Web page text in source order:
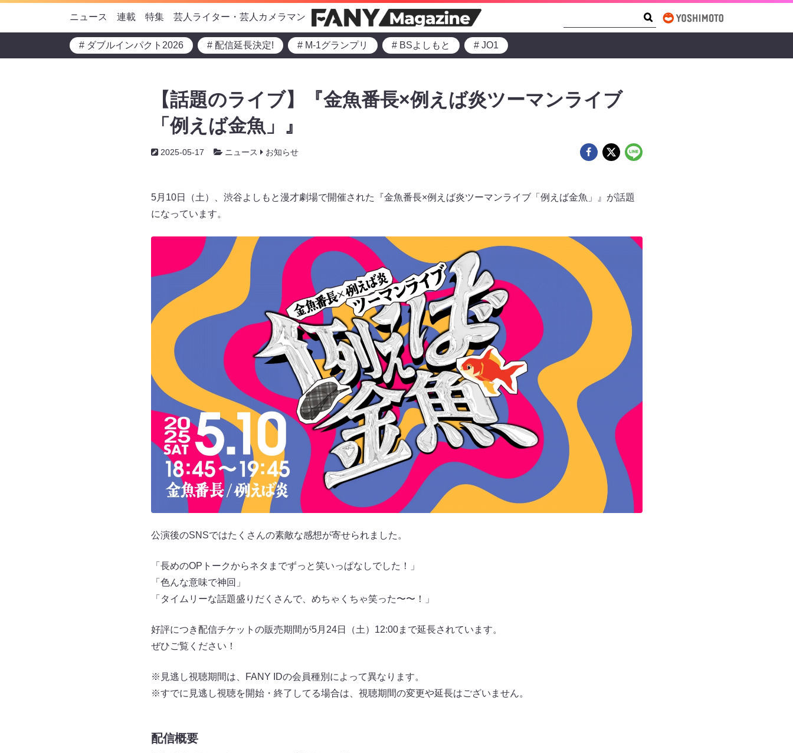
ニュース 連載 特集 芸人ライター・芸人カメラマン
# ダブルインパクト2026 # 配信延長決定! # M-1グランプリ # BSよしもと # JO1
【話題のライブ】『金魚番長×例えば炎ツーマンライブ
「例えば金魚」』
2025-05-17 ニュース お知らせ
5月10日（土）、渋谷よしもと漫才劇場で開催された『金魚番長×例えば炎ツーマンライブ「例えば金魚」』が話題
になっています。
公演後のSNSではたくさんの素敵な感想が寄せられました。
「長めのOPトークからネタまでずっと笑いっぱなしでした！」
「色んな意味で神回」
「タイムリーな話題盛りだくさんで、めちゃくちゃ笑った〜〜！」
好評につき配信チケットの販売期間が5月24日（土）12:00まで延長されています。
ぜひご覧ください！
※見逃し視聴期間は、FANY IDの会員種別によって異なります。
※すでに見逃し視聴を開始・終了してる場合は、視聴期間の変更や延長はございません。
配信概要